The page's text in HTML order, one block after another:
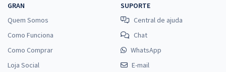
GRAN
Quem Somos
Como Funciona
Como Comprar
Loja Social
SUPORTE
Central de ajuda
Chat
WhatsApp
E-mail